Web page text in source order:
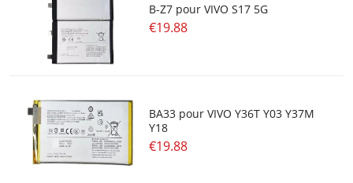
B-Z7 pour VIVO S17 5G
€19.88
BA33 pour VIVO Y36T Y03 Y37M
Y18
€19.88